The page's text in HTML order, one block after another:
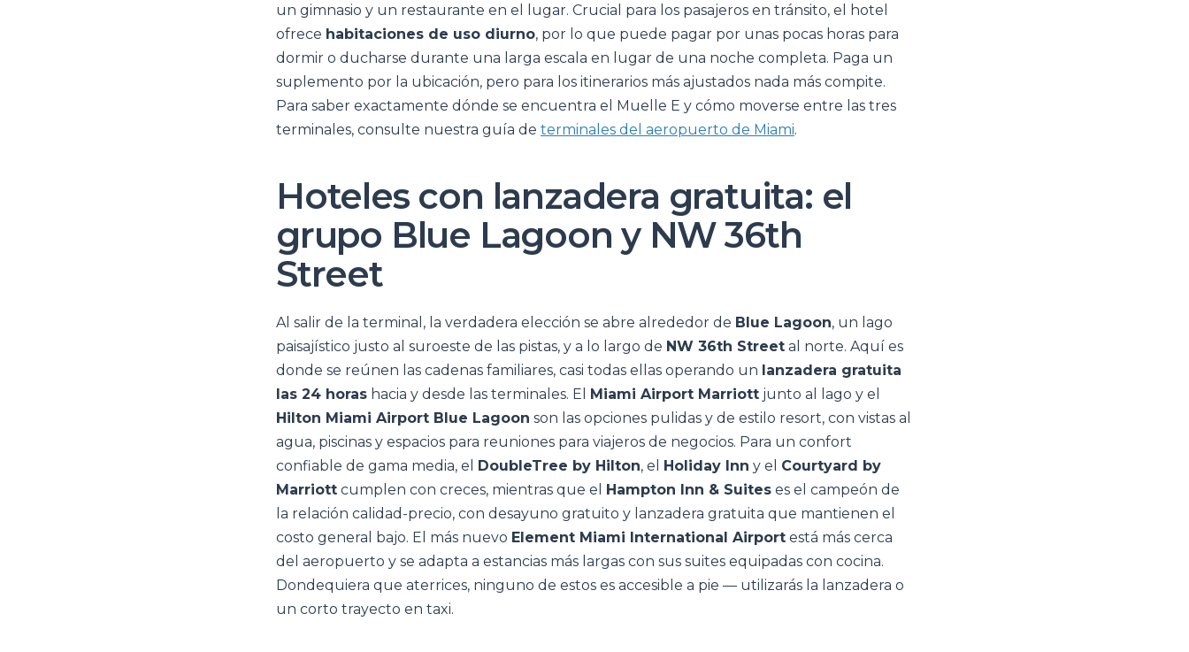
un gimnasio y un restaurante en el lugar. Crucial para los pasajeros en tránsito, el hotel
ofrece habitaciones de uso diurno, por lo que puede pagar por unas pocas horas para
dormir o ducharse durante una larga escala en lugar de una noche completa. Paga un
suplemento por la ubicación, pero para los itinerarios más ajustados nada más compite.
Para saber exactamente dónde se encuentra el Muelle E y cómo moverse entre las tres
terminales, consulte nuestra guía de terminales del aeropuerto de Miami.
Hoteles con lanzadera gratuita: el
grupo Blue Lagoon y NW 36th
Street
Al salir de la terminal, la verdadera elección se abre alrededor de Blue Lagoon, un lago
paisajístico justo al suroeste de las pistas, y a lo largo de NW 36th Street al norte. Aquí es
donde se reúnen las cadenas familiares, casi todas ellas operando un lanzadera gratuita
las 24 horas hacia y desde las terminales. El Miami Airport Marriott junto al lago y el
Hilton Miami Airport Blue Lagoon son las opciones pulidas y de estilo resort, con vistas al
agua, piscinas y espacios para reuniones para viajeros de negocios. Para un confort
confiable de gama media, el
DoubleTree by Hilton, el Holiday Inn y el Courtyard by
Marriott cumplen con creces, mientras que el Hampton Inn & Suites es el campeón de
la relación calidad-precio, con desayuno gratuito y lanzadera gratuita que mantienen el
costo general bajo. El más nuevo Element Miami International Airport está más cerca
del aeropuerto y se adapta a estancias más largas con sus suites equipadas con cocina.
Dondequiera que aterrices, ninguno de estos es accesible a pie — utilizarás la lanzadera o
un corto trayecto en taxi.